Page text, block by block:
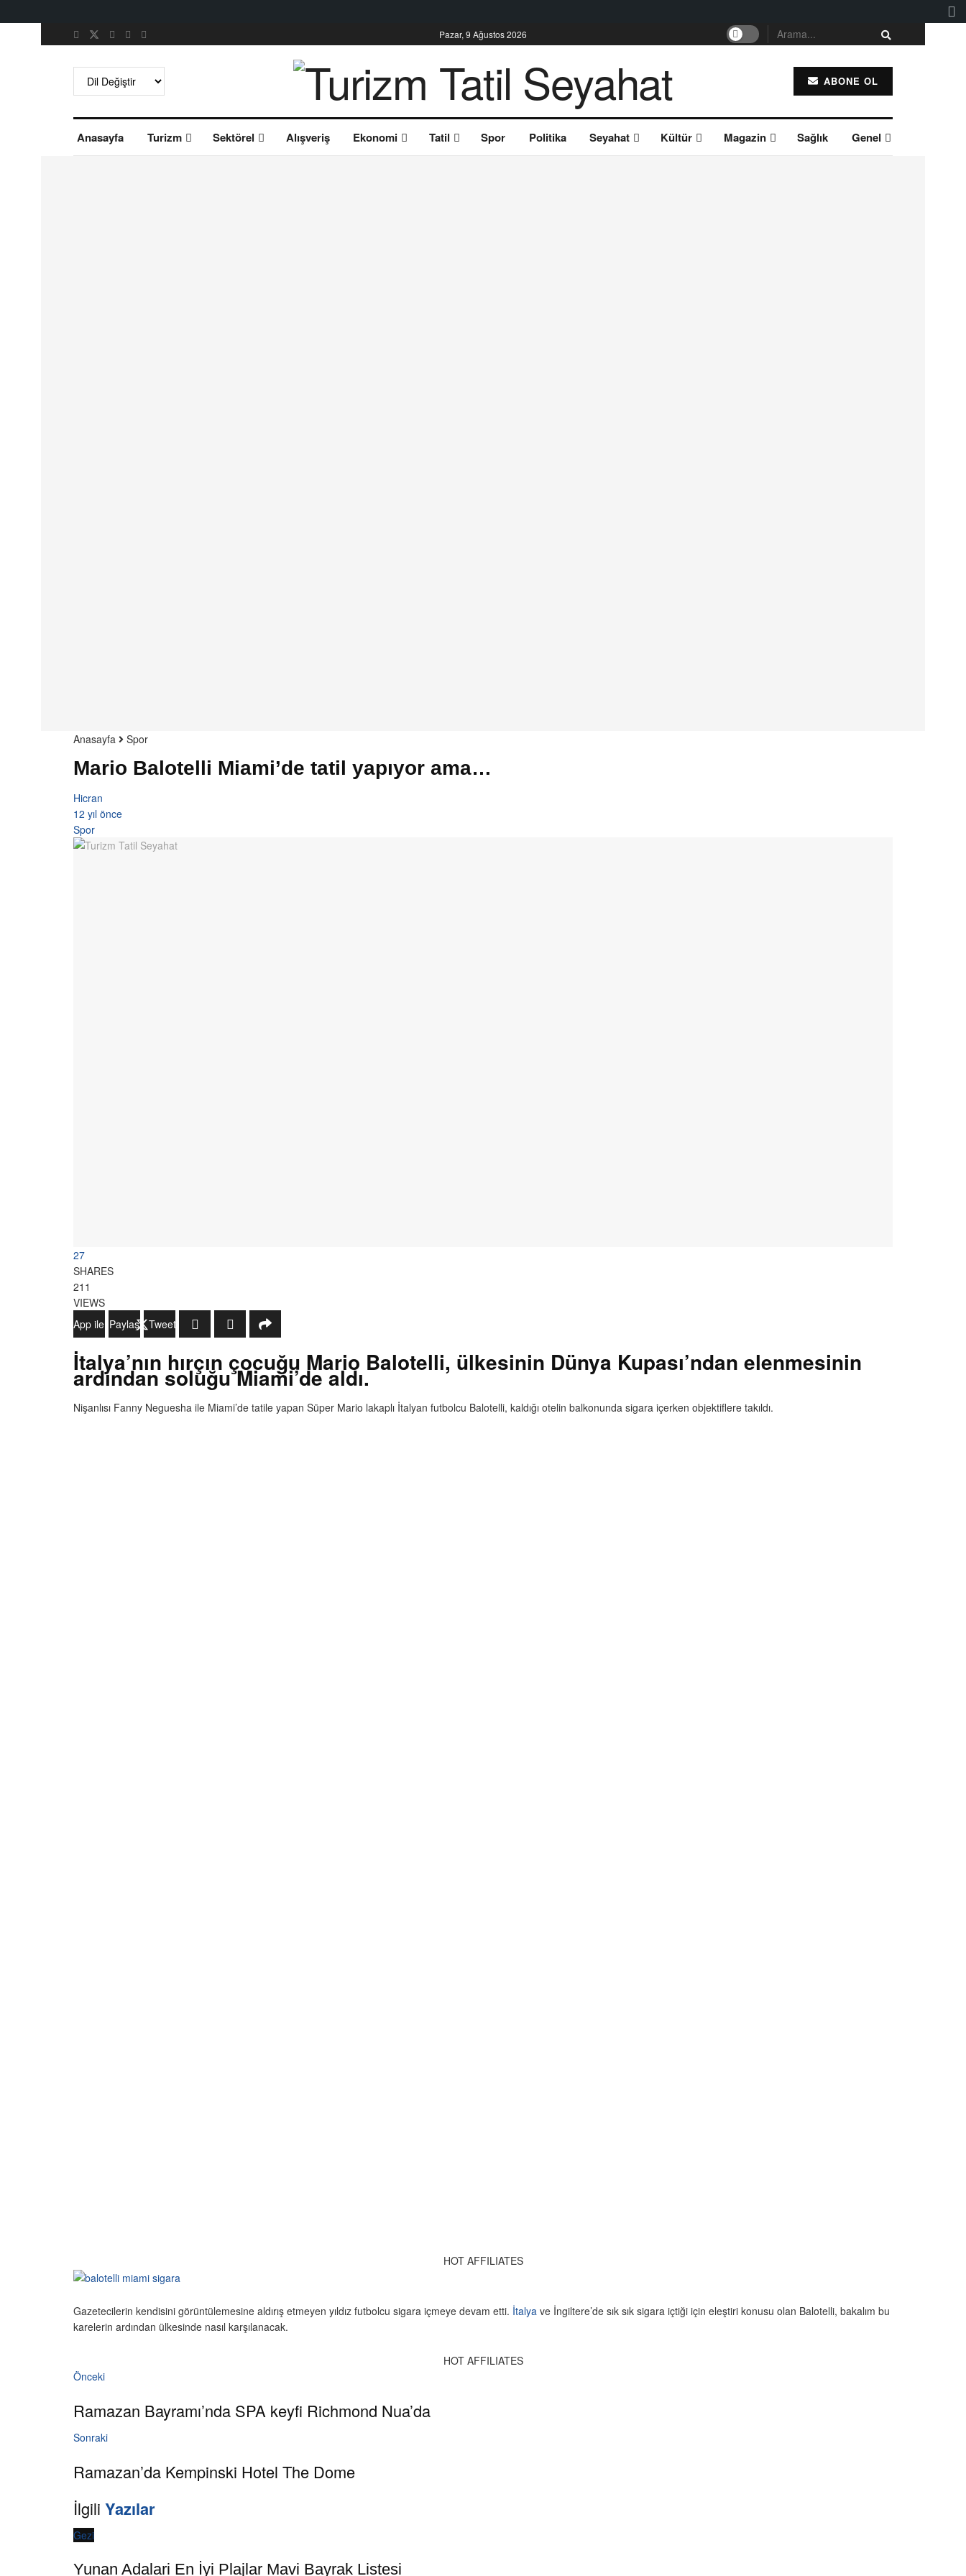
Pazar, 9 Ağustos 2026
ABONE OL
Anasayfa Turizm Sektörel Alışveriş Ekonomi Tatil Spor Politika Seyahat Kültür Magazin Sağlık Genel
Anasayfa Spor
Mario Balotelli Miami’de tatil yapıyor ama…
Hicran
12 yıl önce
Spor
27
SHARES
211
VIEWS
WhatsApp ile Gönder
Paylaş Tweetle
İtalya’nın hırçın çocuğu Mario Balotelli, ülkesinin Dünya Kupası’ndan elenmesinin
ardından soluğu Miami’de aldı.
Nişanlısı Fanny Neguesha ile Miami’de tatile yapan Süper Mario lakaplı İtalyan futbolcu Balotelli, kaldığı otelin balkonunda sigara içerken objektiflere takıldı.
HOT AFFILIATES
Gazetecilerin kendisini görüntülemesine aldırış etmeyen yıldız futbolcu sigara içmeye devam etti. İtalya ve İngiltere’de sık sık sigara içtiği için eleştiri konusu olan Balotelli, bakalım bu
karelerin ardından ülkesinde nasıl karşılanacak.
HOT AFFILIATES
Önceki
Ramazan Bayramı’nda SPA keyfi Richmond Nua’da
Sonraki
Ramazan’da Kempinski Hotel The Dome
İlgili Yazılar
Gezi
Yunan Adalari En İyi Plajlar Mavi Bayrak Listesi